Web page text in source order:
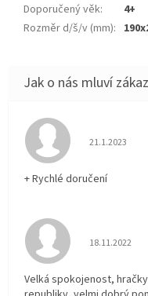
Doporučený věk:
4+
Rozměr d/š/v (mm):
Hodnocení
21.1.2023
+ Rychlé doručení
Hodnocení
18.11.2022
Velká spokojenost,